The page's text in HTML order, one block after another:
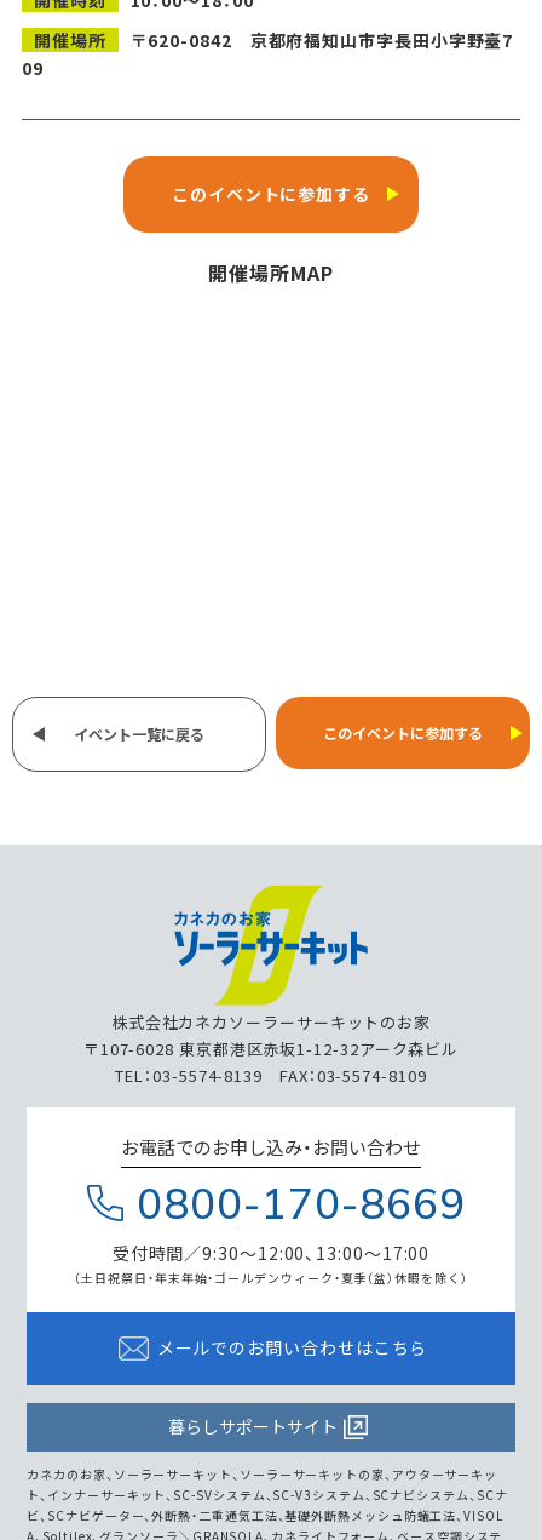
開催場所
〒620-0842 京都府福知山市字長田小字野臺7
09
このイベントに参加する
開催場所MAP
イベント一覧に戻る このイベントに参加する
株式会社カネカソーラーサーキットのお家
〒107-6028 東京都港区赤坂1-12-32アーク森ビル
TEL：03-5574-8139 FAX：03-5574-8109
お電話でのお申し込み・お問い合わせ
0800-170-8669
受付時間／9:30～12:00、13:00～17:00
（土日祝祭日・年末年始・ゴールデンウィーク・夏季（盆）休暇を除く）
メールでのお問い合わせはこちら
暮らしサポートサイト
カネカのお家、ソーラーサーキット、ソーラーサーキットの家、アウターサーキッ
ト、インナーサーキット、SC-SVシステム、SC-V3システム、SCナビシステム、SCナ
ビ、SCナビゲーター、外断熱・二重通気工法、基礎外断熱メッシュ防蟻工法、VISOL
A、Soltilex、グランソーラ＼GRANSOLA、カネライトフォーム、ベース空調システ